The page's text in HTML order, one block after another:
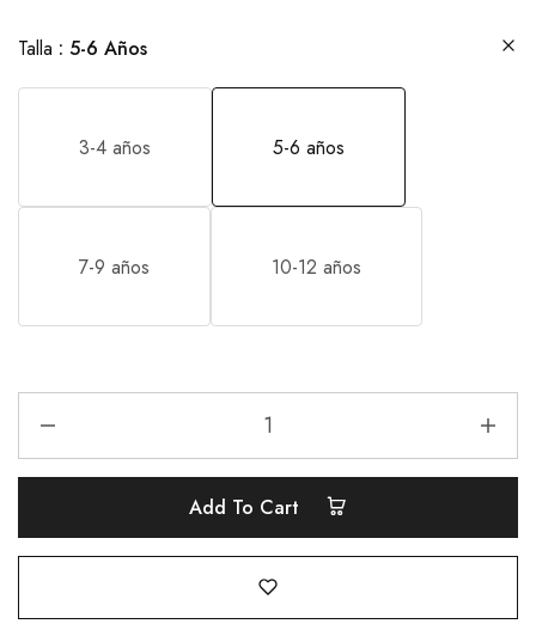
Talla 5-6 Años
3-4 años 5-6 años
7-9 años 10-12 años
Add To Cart